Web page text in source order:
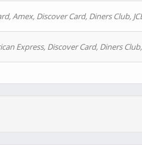
Amex, Discover Card, Diners Club,
Express, Discover Card, Diners Club,